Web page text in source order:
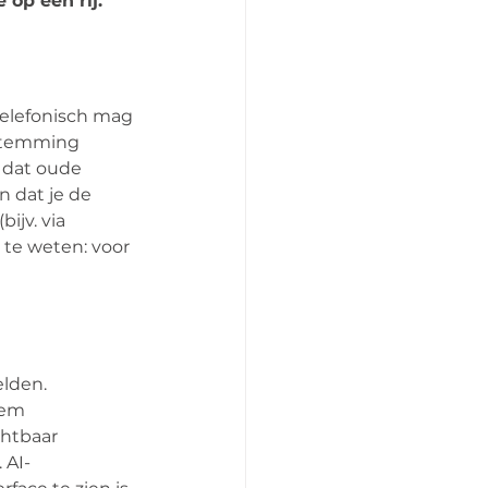
mag
oude
dat je de
via
weten: voor
AI-